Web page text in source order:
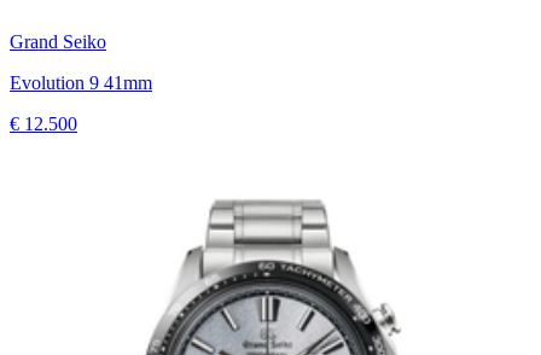
Grand Seiko
Evolution 9 41mm
€ 12.500